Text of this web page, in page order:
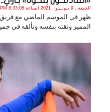
الجمعة , 9 يـولـيـو , 2021 الساعة 8:33:08 PM
ظهر في الموسم الماضي مع فريق
المميز وثقته بنفسه وتألقه في